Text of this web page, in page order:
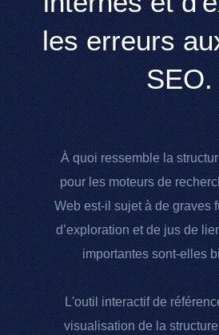
les erreurs
SEO.
À quoi ressemble la
pour les moteurs de
Web est-il sujet à de graves
d’exploration et de jus de
importantes sont-elles
L'outil interactif de
visualisation de la